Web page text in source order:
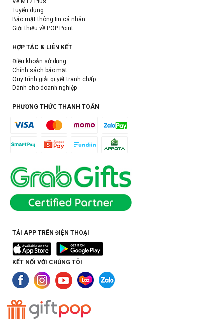
Tuyển dụng
Bảo mật thông tin cá nhân
Giới thiệu về POP Point
HỢP TÁC & LIÊN KẾT
Điều khoản sử dụng
Chính sách bảo mật
Quy trình giải quyết tranh chấp
Dành cho doanh nghiệp
PHƯƠNG THỨC THANH TOÁN
TẢI APP TRÊN ĐIỆN THOẠI
KẾT NỐI VỚI CHÚNG TÔI